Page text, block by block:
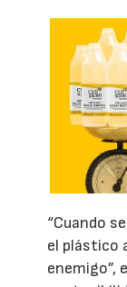
“Cuando
el plástico
enemigo”,